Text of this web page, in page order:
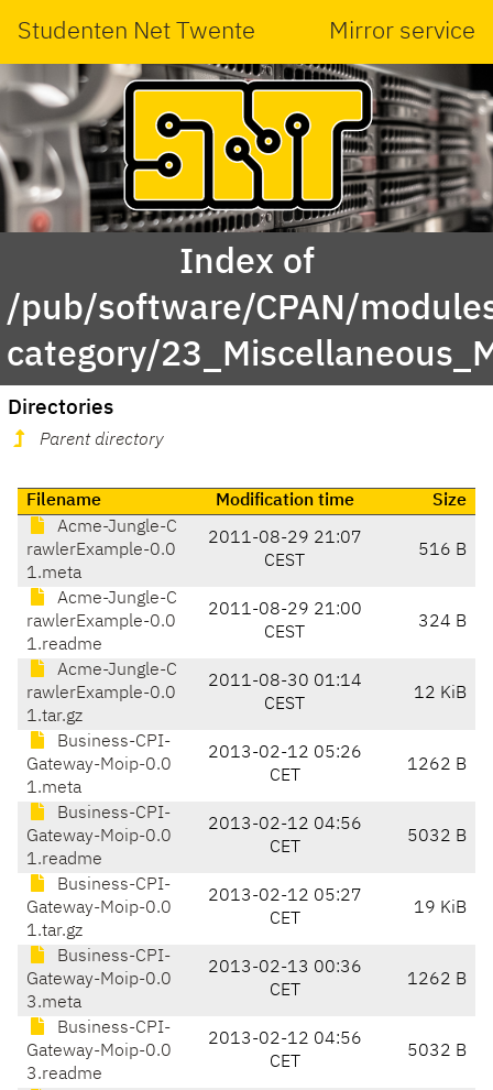
Studenten Net Twente Mirror service
Index of
/pub/software/CPAN/
category/
Directories
Parent directory
Filename Modification time
Size
Acme-Jungle-C
rawlerExample-0.0
1.meta
2011-08-29 21:07
CEST
516 B
Acme-Jungle-C
rawlerExample-0.0
1.readme
2011-08-29 21:00
CEST
324 B
Acme-Jungle-C
rawlerExample-0.0
1.tar.gz
2011-08-30 01:14
CEST
12 KiB
Business-CPI-
Gateway-Moip-0.0
1.meta
2013-02-12 05:26
CET
1262 B
Business-CPI-
Gateway-Moip-0.0
1.readme
2013-02-12 04:56
CET
5032 B
Business-CPI-
Gateway-Moip-0.0
1.tar.gz
2013-02-12 05:27
CET
19 KiB
Business-CPI-
Gateway-Moip-0.0
3.meta
2013-02-13 00:36
CET
1262 B
Business-CPI-
Gateway-Moip-0.0
3.readme
2013-02-12 04:56
CET
5032 B